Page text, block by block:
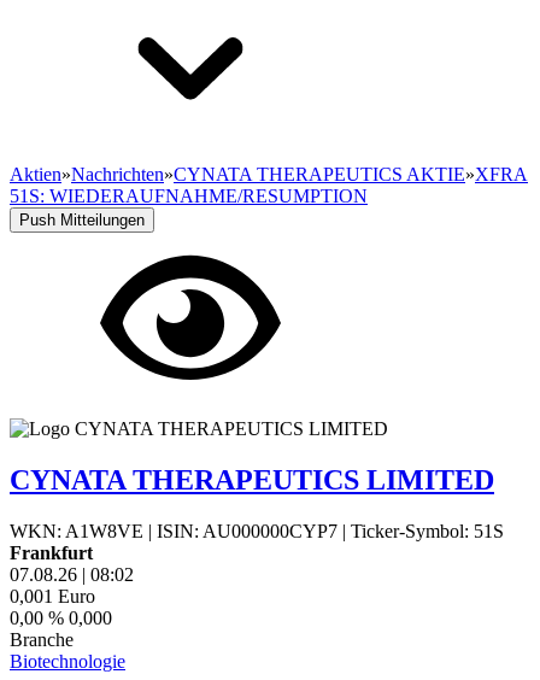
Aktien»Nachrichten»CYNATA THERAPEUTICS AKTIE»XFRA
51S: WIEDERAUFNAHME/RESUMPTION
Push Mitteilungen
CYNATA THERAPEUTICS LIMITED
WKN: A1W8VE | ISIN: AU000000CYP7 | Ticker-Symbol: 51S
Frankfurt
07.08.26 | 08:02
0,001 Euro
0,00 % 0,000
Branche
Biotechnologie